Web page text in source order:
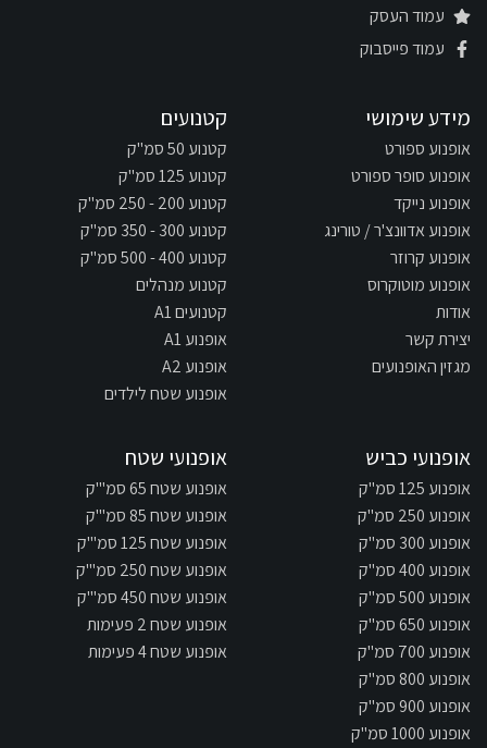
עמוד העסק
עמוד פייסבוק
מידע שימושי
אופנוע ספורט
אופנוע סופר ספורט
אופנוע נייקד
אופנוע אדוונצ'ר / טורינג
אופנוע קרוזר
אופנוע מוטוקרוס
אודות
יצירת קשר
מגזין האופנועים
קטנועים
קטנוע 50 סמ"ק
קטנוע 125 סמ"ק
קטנוע 200 - 250 סמ"ק
קטנוע 300 - 350 סמ"ק
קטנוע 400 - 500 סמ"ק
קטנוע מנהלים
קטנועים A1
אופנוע A1
אופנוע A2
אופנוע שטח לילדים
אופנועי כביש
אופנוע 125 סמ"ק
אופנוע 250 סמ"ק
אופנוע 300 סמ"ק
אופנוע 400 סמ"ק
אופנוע 500 סמ"ק
אופנוע 650 סמ"ק
אופנוע 700 סמ"ק
אופנוע 800 סמ"ק
אופנוע 900 סמ"ק
אופנוע 1000 סמ"ק
אופנועי שטח
אופנוע שטח 65 סמ"'ק
אופנוע שטח 85 סמ"'ק
אופנוע שטח 125 סמ"'ק
אופנוע שטח 250 סמ"'ק
אופנוע שטח 450 סמ"'ק
אופנוע שטח 2 פעימות
אופנוע שטח 4 פעימות